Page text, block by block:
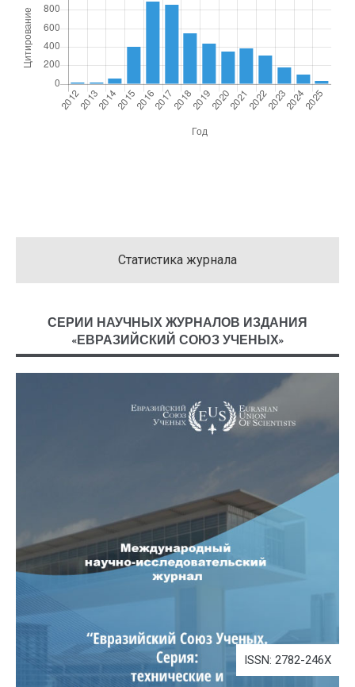
Статистика журнала
СЕРИИ НАУЧНЫХ ЖУРНАЛОВ ИЗДАНИЯ
«ЕВРАЗИЙСКИЙ СОЮЗ УЧЕНЫХ»
ISSN: 2782-246X